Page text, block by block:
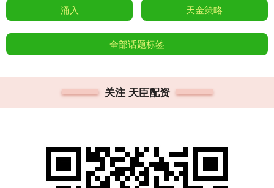
涌入 天金策略
全部话题标签
关注 天臣配资